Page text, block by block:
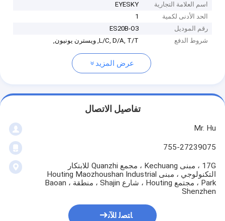
اسم العلامة التجارية
EYESKY
الحد الأدنى لكمية
1
رقم الموديل
ES20B-O3
شروط الدفع
L/C, D/A, T/T, ويسترن يونيون,
عرض المزيد
تفاصيل الاتصال
Mr. Hu
755-27239075
17G ، مبنى Kechuang ، مجمع Quanzhi للابتكار
التكنولوجي ، مبنى Houting Maozhoushan Industrial
Park ، مجتمع Houting ، شارع Shajin ، منطقة Baoan ،
Shenzhen
ﺎﺘﺼﻟ ﺍﻶﻧ